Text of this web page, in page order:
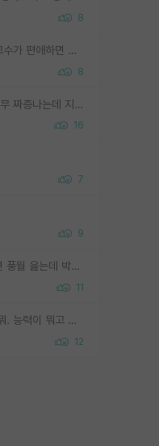
8
그보다도 신기할정도로 교수가 편애하면 그사람만 논문이 되더라구요 내용이 다른 사람보다 허접해도요
8
지방대 이 단어가 진짜 너무 짜증나는데 지방대면 다 그냥 쓰레기인가요? 무슨 말 같지도 않은 댓글들이 있는건지??? 지방에도 충분히 좋은 대학 많고 충분히 잘하는 교수님들 많습니다 포항공대 4개 IST 대표 지거국들 여기 모두 다 지방에 있고 여기 출신들 중에 교수하는 분들 적지 않습니다 지거국 출신이 무슨 교수를 하냐?라고 생각할 사람들 많은데 상위 대표 지거국에 아웃라이어들 많습니다 결국 개인의 연구역량과 실적이 중요합니다 이 역량을 펼치는데 있어서 지도교수와의 합도 중요합니다. 그리고 경력이 필요하면 해외포닥까지 다녀오세요
16
7
9
서당개 개 ㅅㄲ도 3년이면 풍월 읊는데 박사 5년 이상 대리고 있으면서 물된건 교수 탓 맞는ㄱ게 거기가 서당이 아니란 소리임
11
능력없는박사 란 말이지 뭐. 능력이 뭐고 능력이 있다는게 뭔지는 사람마다 기준이 다르니까 얘기해봐야 서로 자기 기준만 얘기해서 논쟁이 끝이 안나고. 주위에서 능력있고 야심있는 신입생이 교수가 유의미한 피드백을 아예 안주면서 제대로된 과제에 참여해볼 기회도 제공하지 않고 잡일 뺑뺑이만 돌려서 맨날 단순작업만 하면서 밤새다가 눈빛이 점점 죽어가는걸 본 사람은 물박사는 교수탓이라고 하고, 교수는 이것저것 알려도 주고 기회도 주고 사수 동기 붙여주면서 어떻게든 끌고가려고 하는데 본인이 매일 뺀질거리면서 출근 하는둥마는둥 하다가 기껏 와서도 폰이나 쳐다보다가 실험 망치고 저녁약속있어서 먼저 가볼게요~ 하는걸 본 사람은 물박사는 본인탓이라고 함.
12